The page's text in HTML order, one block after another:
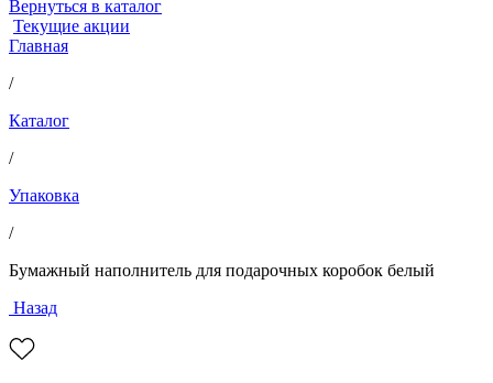
Вернуться в каталог
Текущие акции
Главная
/
Каталог
/
Упаковка
/
Бумажный наполнитель для подарочных коробок белый
Назад